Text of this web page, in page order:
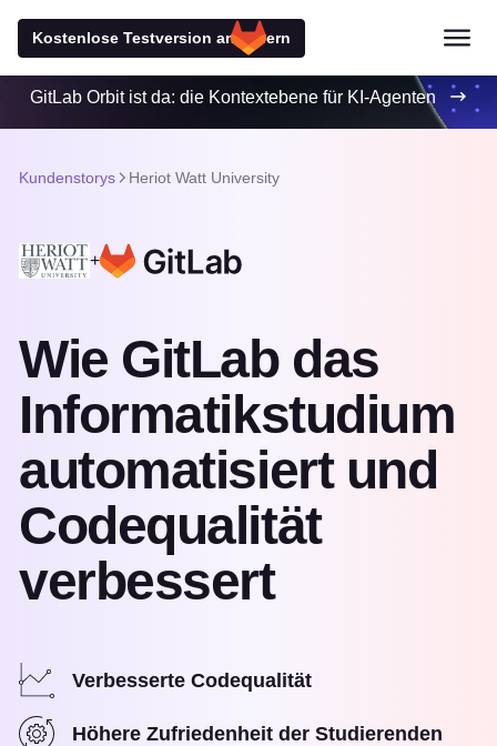
Kostenlose Testversion anfordern
GitLab Orbit ist da: die Kontextebene für KI-Agenten
Kundenstorys Heriot Watt University
+
Wie GitLab das
Informatikstudium
automatisiert und
Codequalität
verbessert
Verbesserte Codequalität
Höhere Zufriedenheit der Studierenden